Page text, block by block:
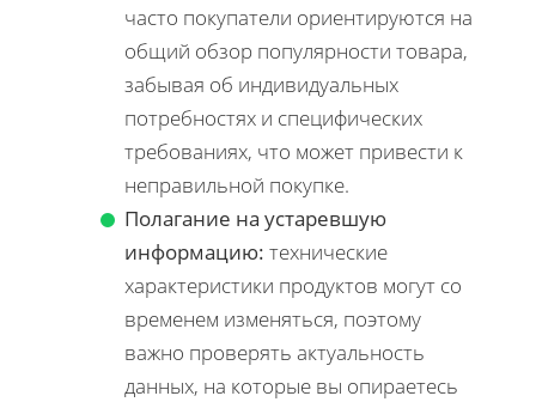
часто покупатели ориентируются на
общий обзор популярности товара,
забывая об индивидуальных
потребностях и специфических
требованиях, что может привести к
неправильной покупке.
Полагание на устаревшую
информацию: технические
характеристики продуктов могут со
временем изменяться, поэтому
важно проверять актуальность
данных, на которые вы опираетесь